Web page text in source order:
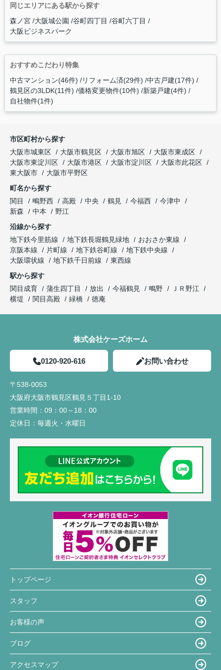
同じエリアにある駅から探す
森ノ宮 大阪城公園 谷町四丁目
谷町六丁目
大阪ビジネスパーク
おすすめこだわり特集
中古マンション(46件) リフォーム済(29件) 中古戸建(17件)
鶴見区の3LDK(11件) 価格変更物件(10件) 新築戸建(4件)
自社物件(1件)
市区町村から探す
大阪市城東区
大阪市鶴見区 大阪市旭区
大阪市東成区
大阪市東淀川区
大阪市港区 大阪市淀川区
大阪市此花区
東大阪市
大阪市平野区
町名から探す
関目
鴫野西 高殿 中央 鶴見 今福西
今津中
新森
中本
野江
沿線から探す
地下鉄今里筋線
地下鉄長堀鶴見緑地
おおさか東線
京阪本線
片町線 地下鉄谷町線
地下鉄中央線
大阪環状線
地下鉄千日前線
東西線
駅から探す
関目成育
蒲生四丁目 放出 今福鶴見 鴫野
ＪＲ野江
横堤
関目高殿 緑橋 徳庵
株式会社ケーズホーム
0120-920-616 お問い合わせ
〒538-0053
大阪府大阪市鶴見区鶴見５丁目1-10
営業時間： 09：00～18：00
定休日： 毎週火・水曜日
トップページ
スタッフ
お客様の声
ブログ
アクセスマップ